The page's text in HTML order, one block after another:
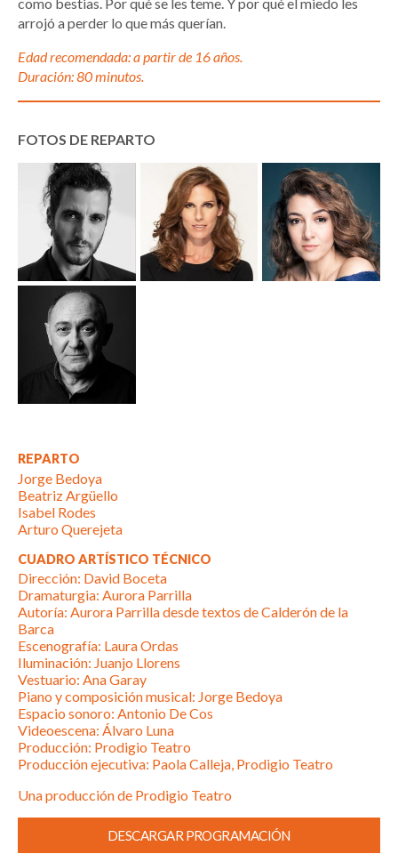
como bestias. Por qué se les teme. Y por qué el miedo les
arrojó a perder lo que más querían.
Edad recomendada: a partir de 16 años.
Duración: 80 minutos.
FOTOS DE REPARTO
REPARTO
Jorge Bedoya
Beatriz Argüello
Isabel Rodes
Arturo Querejeta
CUADRO ARTÍSTICO TÉCNICO
Dirección: David Boceta
Dramaturgia: Aurora Parrilla
Autoría: Aurora Parrilla desde textos de Calderón de la
Barca
Escenografía: Laura Ordas
Iluminación: Juanjo Llorens
Vestuario: Ana Garay
Piano y composición musical: Jorge Bedoya
Espacio sonoro: Antonio De Cos
Videoescena: Álvaro Luna
Producción: Prodigio Teatro
Producción ejecutiva: Paola Calleja, Prodigio Teatro
Una producción de Prodigio Teatro
DESCARGAR PROGRAMACIÓN